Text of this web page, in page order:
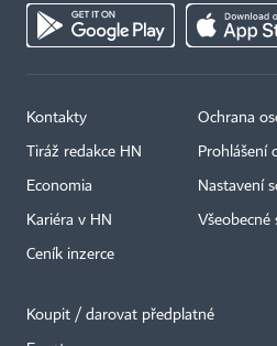
Kontakty
Tiráž redakce HN
Economia
Kariéra v HN
Ceník inzerce
Ochrana
Prohlášení
Nastavení
Koupit / darovat předplatné